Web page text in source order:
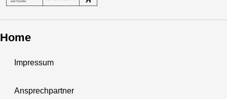
Home
Impressum
Ansprechpartner